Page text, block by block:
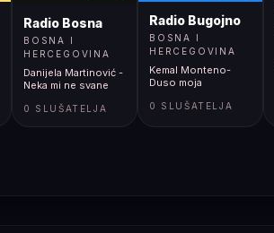
Radio Bosna
BOSNA I
HERCEGOVINA
Danijela Martinović -
Neka mi ne svane
0 SLUŠATELJA
Radio Bugojno
BOSNA I
HERCEGOVINA
Kemal Monteno-
Duso moja
0 SLUŠATELJA